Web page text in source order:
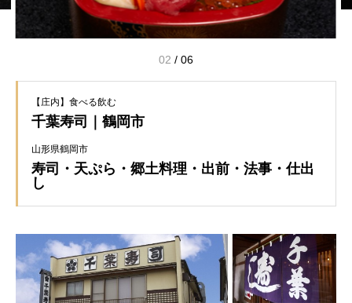
03 / 06
【庄内】食べる飲む
千葉寿司｜鶴岡市
山形県鶴岡市
寿司・天ぷら・郷土料理・出前・法事・仕出
し